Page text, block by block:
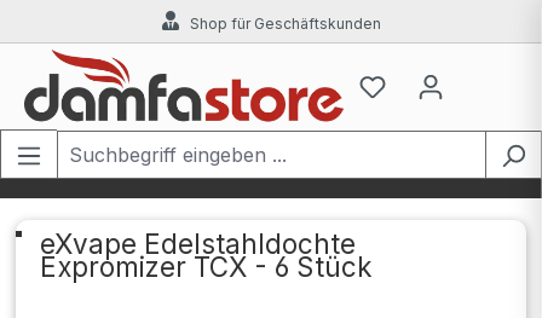
Zum Hauptinhalt springenShop für Geschäftskunden
eXvape Edelstahldochte
Expromizer TCX - 6 Stück
Bildergalerie überspringen